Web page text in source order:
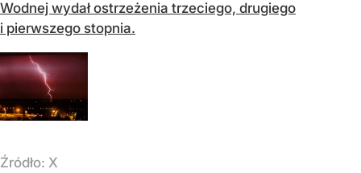
Wodnej wydał ostrzeżenia trzeciego, drugiego
i pierwszego stopnia.
Źródło: X